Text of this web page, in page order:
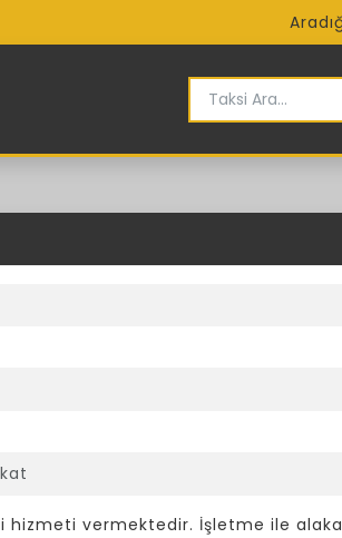
hizmeti vermektedir. İşletme ile